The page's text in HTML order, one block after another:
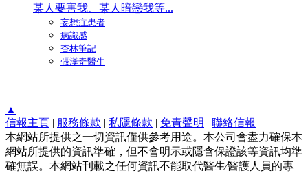
某人要害我、某人暗戀我等...
妄想症患者
病識感
杏林筆記
張漢奇醫生
▲
信報主頁 | 服務條款 | 私隱條款 | 免責聲明 | 聯絡信報
本網站所提供之一切資訊僅供參考用途。本公司會盡力確保本
網站所提供的資訊準確，但不會明示或隱含保證該等資訊均準
確無誤。本網站刊載之任何資訊不能取代醫生∕醫護人員的專